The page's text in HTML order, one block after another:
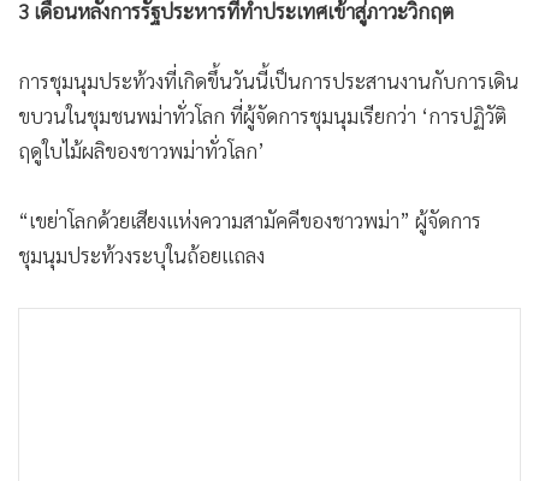
• อาชญากรรม
• เกม
• วิทยาศาสตร์
• SMEs
•
กองทุนรวม
• Celeb Online
3 เดือนหลังการรัฐประหารที่ทำประเทศเข้าสู่ภาวะวิกฤต
การชุมนุมประท้วงที่เกิดขึ้นวันนี้เป็นการประสานงานกับการเดิน
ขบวนในชุมชนพม่าทั่วโลก ที่ผู้จัดการชุมนุมเรียกว่า ‘การปฏิวัติ
ฤดูใบไม้ผลิของชาวพม่าทั่วโลก’
“เขย่าโลกด้วยเสียงแห่งความสามัคคีของชาวพม่า” ผู้จัดการ
ชุมนุมประท้วงระบุในถ้อยแถลง